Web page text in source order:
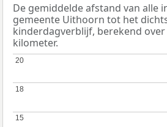
De gemiddelde afstand van alle
gemeente Uithoorn tot het
kinderdagverblijf, berekend over
kilometer.
15
15
18
18
20
20